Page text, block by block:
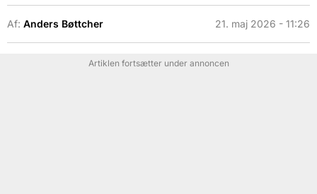
Af: Anders Bøttcher 21. maj 2026 - 11:26
Artiklen fortsætter under annoncen